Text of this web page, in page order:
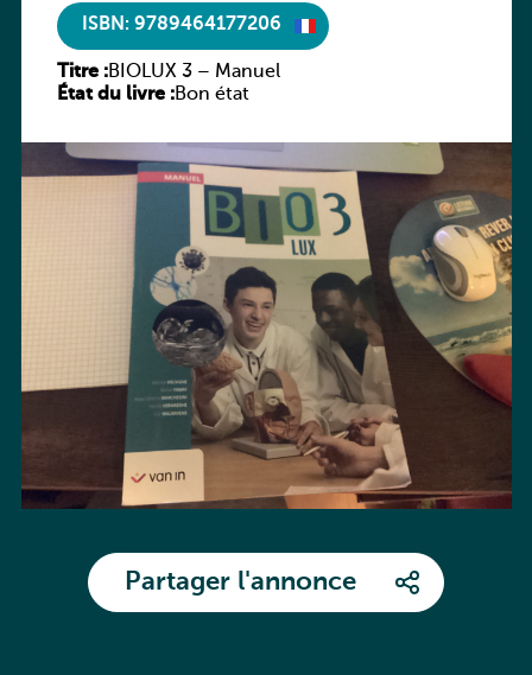
ISBN: 9789464177206
Titre :BIOLUX 3 – Manuel
État du livre :Bon état
Partager l'annonce